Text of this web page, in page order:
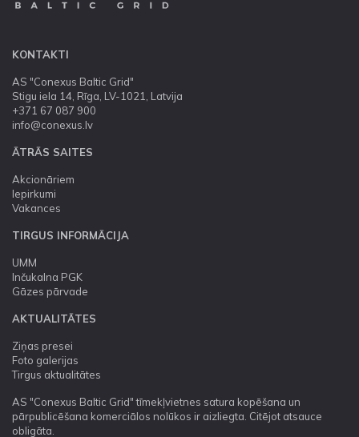
KONTAKTI
AS "Conexus Baltic Grid"
Stigu iela 14, Rīga, LV-1021, Latvija
+371 67 087 900
info@conexus.lv
ĀTRĀS SAITES
Akcionāriem
Iepirkumi
Vakances
TIRGUS INFORMĀCIJA
UMM
Inčukalna PGK
Gāzes pārvade
AKTUALITĀTES
Ziņas presei
Foto galerijas
Tirgus aktualitātes
AS "Conexus Baltic Grid" tīmekļvietnes satura kopēšana un
pārpublicēšana komerciālos nolūkos ir aizliegta. Citējot atsauce
obligāta.